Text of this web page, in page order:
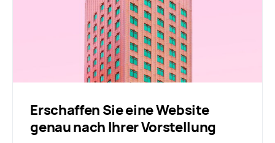
Erschaffen Sie eine Website
genau nach Ihrer Vorstellung